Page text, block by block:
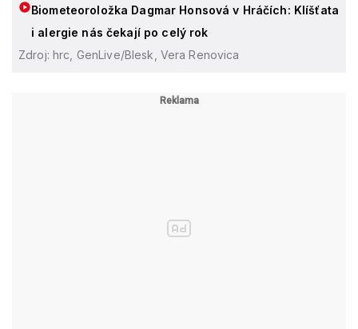
Biometeoroložka Dagmar Honsová v Hráčích: Klíšťata
i alergie nás čekají po celý rok
Zdroj: hrc, GenLive/Blesk, Vera Renovica